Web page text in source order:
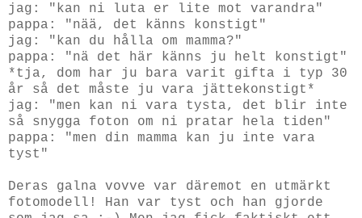
jag: "kan ni luta er lite mot varandra"
pappa: "nää, det känns konstigt"
jag: "kan du hålla om mamma?"
pappa: "nä det här känns ju helt konstigt"
*tja, dom har ju bara varit gifta i typ 30
år så det måste ju vara jättekonstigt*
jag: "men kan ni vara tysta, det blir inte
så snygga foton om ni pratar hela tiden"
pappa: "men din mamma kan ju inte vara
tyst"
Deras galna vovve var däremot en utmärkt
fotomodell! Han var tyst och han gjorde